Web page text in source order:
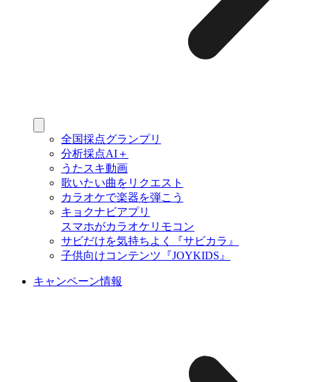
全国採点グランプリ
分析採点AI＋
うたスキ動画
歌いたい曲をリクエスト
カラオケで楽器を弾こう
キョクナビアプリ
スマホがカラオケリモコン
サビだけを気持ちよく『サビカラ』
子供向けコンテンツ『JOYKIDS』
キャンペーン情報